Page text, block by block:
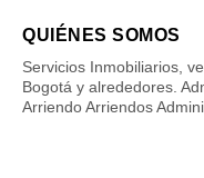
QUIÉNES SOMOS
Servicios Inmobiliarios,
Bogotá y alrededores.
Arriendo Arriendos